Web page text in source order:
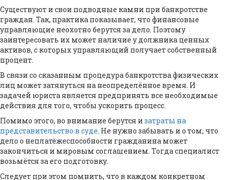
Существуют и свои подводные камни при банкротстве
граждан. Так, практика показывает, что финансовые
управляющие неохотно берутся за дело. Поэтому
заинтересовать их может наличие у должника ценных
активов, с которых управляющий получает собственный
процент.
В связи со сказанным процедура банкротства физических
лиц может затянуться на неопределённое время. И
задачей юриста является предпринять все необходимые
действия для того, чтобы ускорить процесс.
Помимо этого, во внимание берутся и затраты на
представительство в суде. Не нужно забывать и о том, что
дело о неплатёжеспособности гражданина может
закончиться и мировым соглашением. Тогда специалист
возьмётся за его подготовку.
Следует при этом помнить, что в каждом конкретном